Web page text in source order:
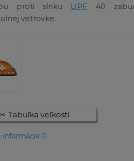
proti slnku
UPF 40
vetrovke.
Tabuľka veľkostí
informácie